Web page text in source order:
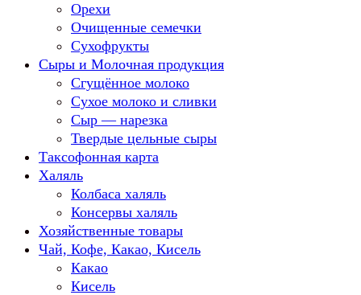
Орехи
Очищенные семечки
Сухофрукты
Сыры и Молочная продукция
Сгущённое молоко
Сухое молоко и сливки
Сыр — нарезка
Твердые цельные сыры
Таксофонная карта
Халяль
Колбаса халяль
Консервы халяль
Хозяйственные товары
Чай, Кофе, Какао, Кисель
Какао
Кисель